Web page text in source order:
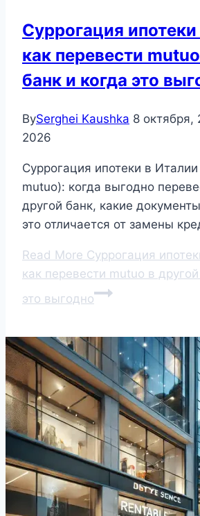
Суррогация
как перевести
банк и когда это
BySerghei Kaushka 8 октября,
2026
Суррогация ипотеки в
mutuo): когда выгодно
другой банк, какие
это отличается от замены
Read More Суррогация
как перевести mutuo в
это выгодно